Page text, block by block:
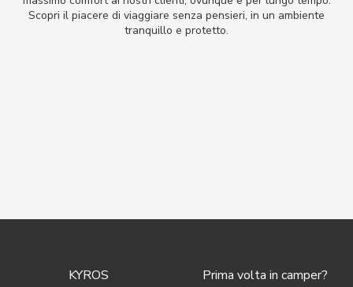
Scopri il piacere di viaggiare senza pensieri, in un ambiente
tranquillo e protetto.
KYROS
Prima volta in camper?